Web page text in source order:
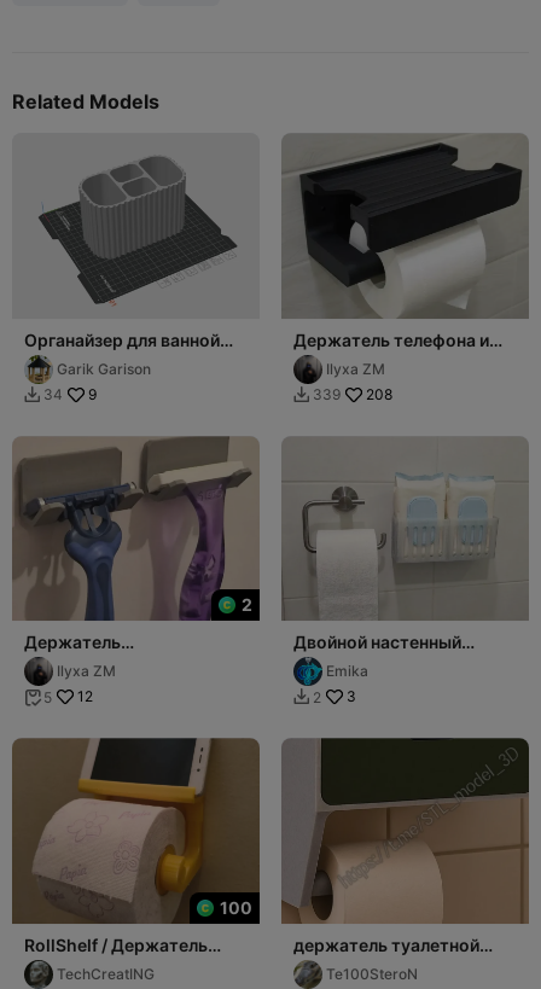
Related Models
Органайзер для ванной
комнаты (зубная паста/
щётка/бритва)
Garik Garison
 34 9
Держатель телефона и
туалетной бумаги
Ilyxa ZM
 339 208
2
Держатель
станка,бритвы
Ilyxa ZM
 5 12
Двойной настенный
держатель-органайзер
для влажной туалетной
Emika
 2 3
100
RollShelf / Держатель
телефона и туалетной
бумагиTechCreatING
держатель туалетной
бумагиTe100SteroN